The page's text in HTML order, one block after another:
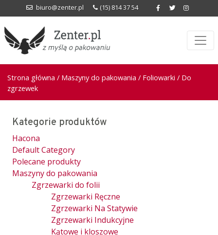
biuro@zenter.pl (15) 814 37 54
Strona główna / Maszyny do pakowania / Foliowarki / Do
zgrzewek
Kategorie produktów
Hacona
Default Category
Polecane produkty
Maszyny do pakowania
Zgrzewarki do folii
Zgrzewarki Ręczne
Zgrzewarki Na Statywie
Zgrzewarki Indukcyjne
Kątowe i kloszowe